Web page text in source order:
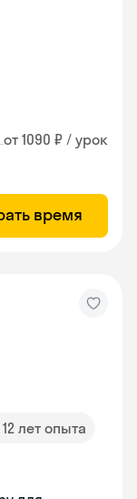
от 1090 ₽ / урок
время
12 лет опыта